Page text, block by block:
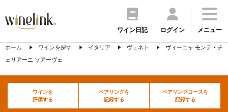
ワイン日記 ログイン メニュー
ホーム ワインを探す イタリア ヴェネト
ヴィーニャ モンテ・チ
ェリアーニ ソアーヴェ
ワインを
評価する
ペアリングを
記録する
ペアリングコースを
記録する